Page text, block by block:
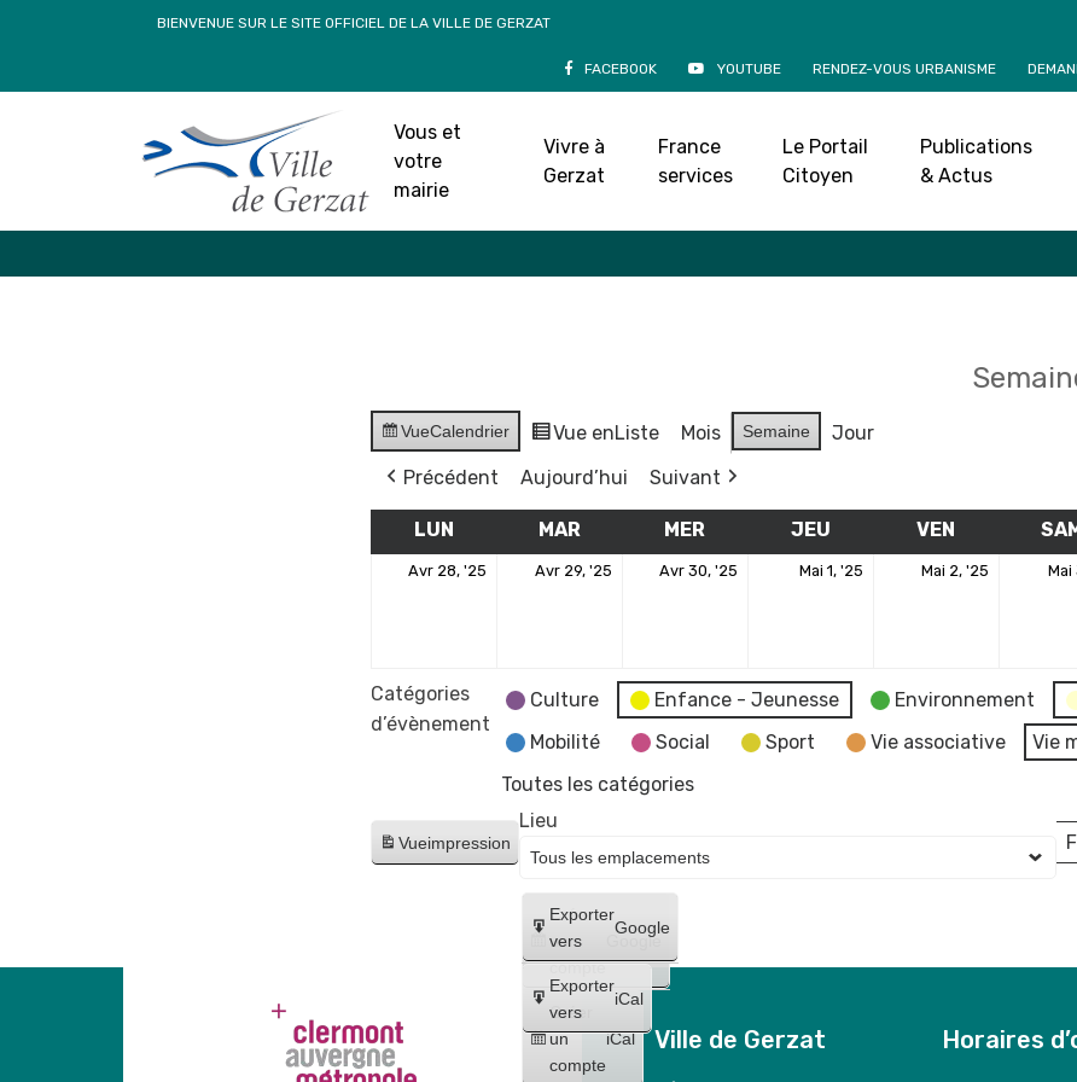
BIENVENUE SUR LE SITE OFFICIEL DE LA VILLE DE GERZAT
FACEBOOK YOUTUBE RENDEZ-VOUS URBANISME
Vous et
votre
mairie
Vivre à
Gerzat
France
services
Le Portail
Citoyen
Publications
& Actus
Accueil»Agenda
VueCalendrier Vue enListe Mois Semaine
Jour
Précédent
Aujourd’hui Suivant
LUN MARMARDI MER MERCREDIJEU VEN VENDREDI
Avr 28, '25 Avr 29, '25 Avr 30, '25 Mai 1, '25 Mai 2, '25 Mai
Catégories
d’évènement
Culture Enfance - Jeunesse Environnement
Mobilité
Social Sport Vie associative
Vie
Toutes les catégories
Vueimpression
Créer
un
compte
Google
Créer
un
compte
iCal
Exporter
vers
Google
Exporter
vers
iCal
Lieu
Ville de Gerzat Horaires